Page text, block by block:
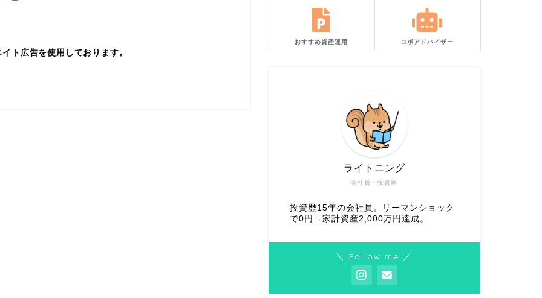
ト広告を使用しております。
おすすめ資産運用 ロボアドバイザー
会社員・投資家
ライトニング
投資歴15年の会社員。リーマンショック
で0円→家計資産2,000万円達成。
＼ Follow me ／